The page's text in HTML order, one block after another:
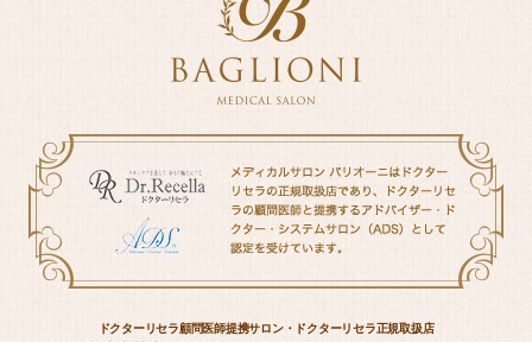
ドクターリセラ顧問医師提携サロン・ドクターリセラ正規取扱店